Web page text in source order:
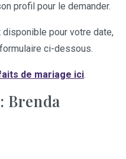
profil pour le demander.
pour votre date,
ci-dessous.
de mariage ici.
Brenda